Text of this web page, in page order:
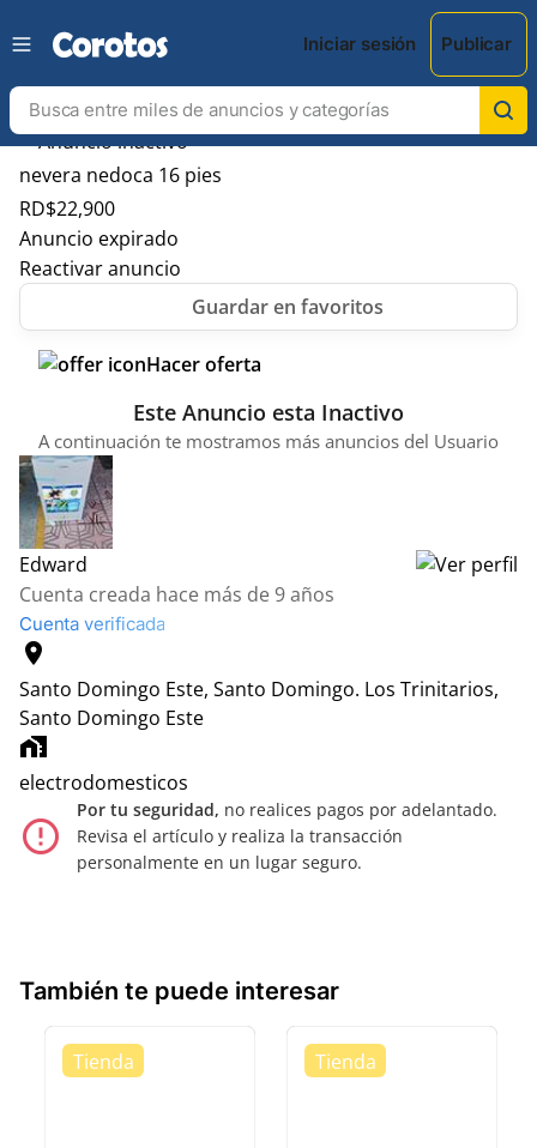
Iniciar sesión Publicar
nevera nedoca 16 pies
RD$22,900
Anuncio expirado
Reactivar anuncio
Hacer oferta
Este Anuncio esta Inactivo
A continuación te mostramos más anuncios del Usuario
Edward
Cuenta creada hace más de 9 años
Cuenta verificada
location_on
Santo Domingo Este, Santo Domingo. Los Trinitarios,
Santo Domingo Este
home_work
electrodomesticos
error_outline
Por tu seguridad, no realices pagos por adelantado.
Revisa el artículo y realiza la transacción
personalmente en un lugar seguro.
También te puede interesar